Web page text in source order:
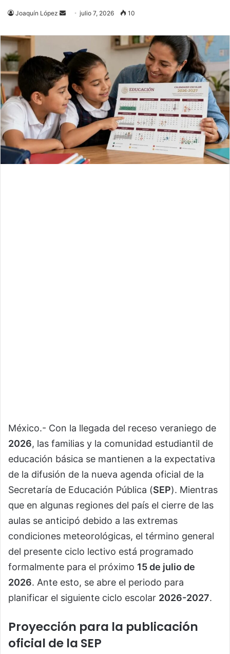
Joaquín López
Send
email
julio 7, 2026 10
México.- Con la llegada del receso veraniego de
2026, las familias y la comunidad estudiantil de
educación básica se mantienen a la expectativa
de la difusión de la nueva agenda oficial de la
Secretaría de Educación Pública (SEP). Mientras
que en algunas regiones del país el cierre de las
aulas se anticipó debido a las extremas
condiciones meteorológicas, el término general
del presente ciclo lectivo está programado
formalmente para el próximo 15 de julio de
2026. Ante esto, se abre el periodo para
planificar el siguiente ciclo escolar 2026-2027.
Proyección para la publicación
oficial de la SEP